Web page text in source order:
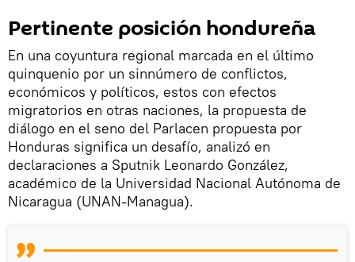
Pertinente posición hondureña
En una coyuntura regional marcada en el último
quinquenio por un sinnúmero de conflictos,
económicos y políticos, estos con efectos
migratorios en otras naciones, la propuesta de
diálogo en el seno del Parlacen propuesta por
Honduras significa un desafío, analizó en
declaraciones a Sputnik Leonardo González,
académico de la Universidad Nacional Autónoma de
Nicaragua (UNAN-Managua).